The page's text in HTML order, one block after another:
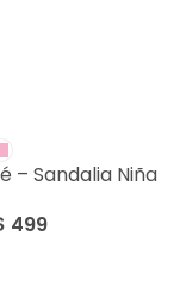
– Sandalia Niña
499